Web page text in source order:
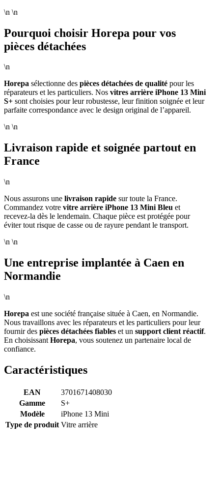
\n \n
Pourquoi choisir Horepa pour vos
pièces détachées
\n
Horepa sélectionne des pièces détachées de qualité pour les
réparateurs et les particuliers. Nos vitres arrière iPhone 13 Mini
S+ sont choisies pour leur robustesse, leur finition soignée et leur
parfaite correspondance avec le design original de l’appareil.
\n \n
Livraison rapide et soignée partout en
France
\n
Nous assurons une livraison rapide sur toute la France.
Commandez votre vitre arrière iPhone 13 Mini Bleu et
recevez-la dès le lendemain. Chaque pièce est protégée pour
éviter tout risque de casse ou de rayure pendant le transport.
\n \n
Une entreprise implantée à Caen en
Normandie
\n
Horepa est une société française située à Caen, en Normandie.
Nous travaillons avec les réparateurs et les particuliers pour leur
fournir des pièces détachées fiables et un support client réactif.
En choisissant Horepa, vous soutenez un partenaire local de
confiance.
Caractéristiques
EAN
3701671408030
Gamme
S+
Modèle
iPhone 13 Mini
Type de produit Vitre arrière